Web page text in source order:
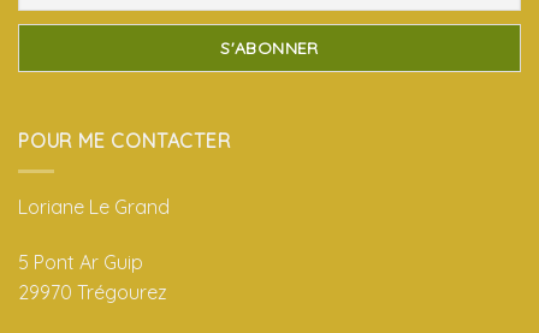
POUR ME CONTACTER
Loriane Le Grand
5 Pont Ar Guip
29970 Trégourez